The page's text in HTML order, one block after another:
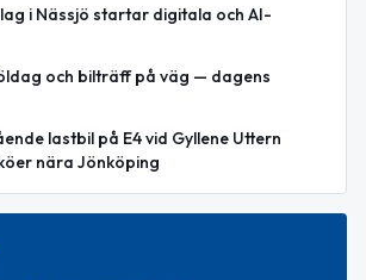
i Nässjö startar digitala och AI-
och bilträff på väg — dagens
lastbil på E4 vid Gyllene Uttern
nära Jönköping